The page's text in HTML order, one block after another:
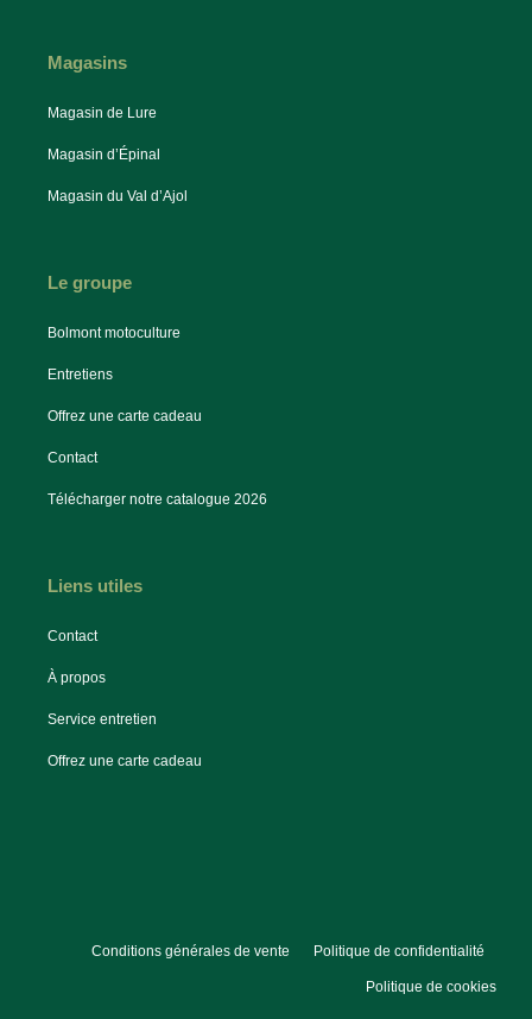
Magasins
Magasin de Lure
Magasin d’Épinal
Magasin du Val d’Ajol
Le groupe
Bolmont motoculture
Entretiens
Offrez une carte cadeau
Contact
Télécharger notre catalogue 2026
Liens utiles
Contact
À propos
Service entretien
Offrez une carte cadeau
Conditions générales de vente Politique de confidentialité
Politique de cookies